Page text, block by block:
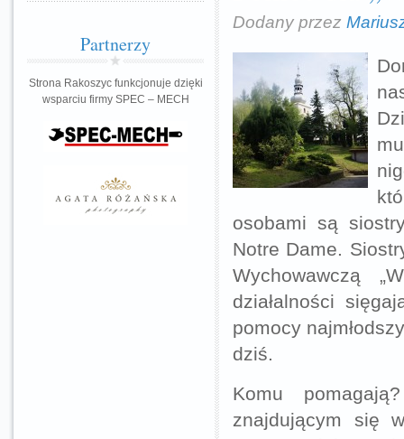
Dodany przez
osobami są
Notre Dame.
Wychowawczą
działalności
pomocy
dziś.
Komu
znajdującym się
Partnerzy
Strona Rakoszyc funkcjonuje dzięki
wsparciu firmy SPEC – MECH